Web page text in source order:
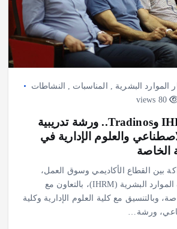
الموارد البشرية , المناسبات ,
النشاطات
80 views
بالتعاون مع IHRM وTradinos.. ورشة تدريبية
والعلوم الإدارية في
الخاصة
بين القطاع الأكاديمي وسوق العمل،
نظّمت مؤسسة إدارة الموارد البشرية (IHRM)، بالتعاون مع
وبالتنسيق مع كلية العلوم الإدارية وكلية
ورشة…